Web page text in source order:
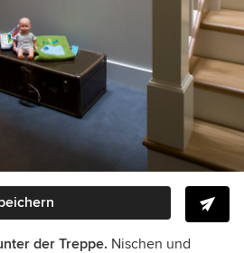
der Treppe. Nischen und